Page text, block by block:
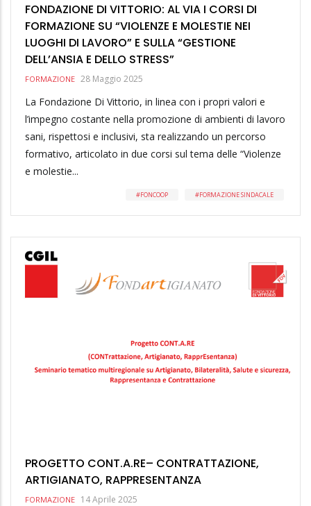
FONDAZIONE DI VITTORIO: AL VIA I CORSI DI
FORMAZIONE SU “VIOLENZE E MOLESTIE NEI
LUOGHI DI LAVORO” E SULLA “GESTIONE
DELL’ANSIA E DELLO STRESS”
FORMAZIONE 28 Maggio 2025
La Fondazione Di Vittorio, in linea con i propri valori e
l’impegno costante nella promozione di ambienti di lavoro
sani, rispettosi e inclusivi, sta realizzando un percorso
formativo, articolato in due corsi sul tema delle “Violenze
e molestie...
FONCOOP FORMAZIONE SINDACALE
PROGETTO CONT.A.RE– CONTRATTAZIONE,
ARTIGIANATO, RAPPRESENTANZA
FORMAZIONE 14 Aprile 2025